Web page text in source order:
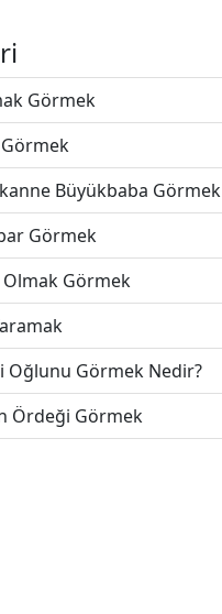
Görmek
Büyükbaba Görmek
Görmek
Olmak Görmek
Oğlunu Görmek Nedir?
Ördeği Görmek